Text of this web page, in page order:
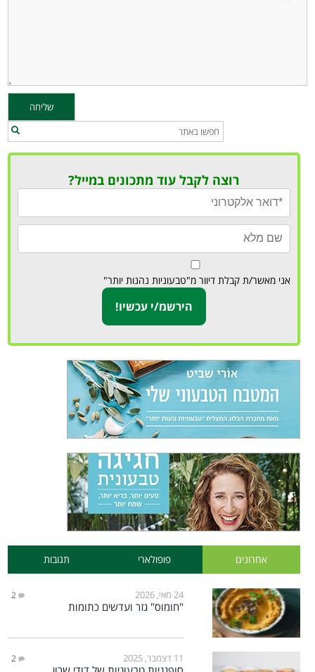
רוצה לקבל עוד מתכונים במייל?
אני מאשר/ת קבלת דיוור מ"טבעוניות נהנות יותר"
אחרונים פופולארי תגובות
24 מאי, 2026 2
"חומוס" גזר ועדשים כתומות
11 דצמבר, 2025 2